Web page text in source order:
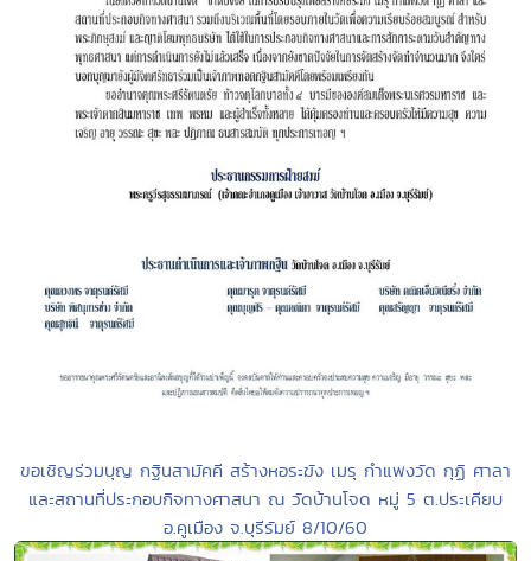
ขอเชิญร่วมบุญ กฐินสามัคคี สร้างหอระฆัง เมรุ กำแพงวัด กุฏิ ศาลา
และสถานที่ประกอบกิจทางศาสนา ณ วัดบ้านโจด หมู่ 5 ต.ประเคียบ
อ.คูเมือง จ.บุรีรัมย์ 8/10/60